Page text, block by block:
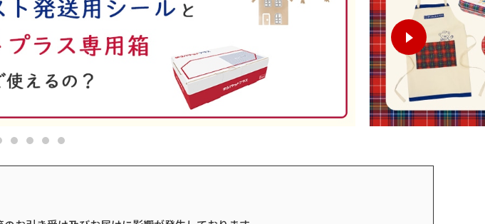
2円普通切手